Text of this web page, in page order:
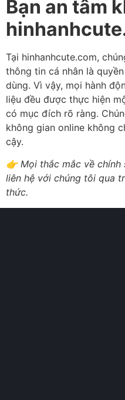
Bạn an tâm
Tại hinhanhcute.com,
thông tin cá nhân là
dùng. Vì vậy, mọi hành
liệu đều được thực hiện
có mục đích rõ ràng.
không gian online không
cậy.
👉 Mọi thắc mắc về chính
liên hệ với chúng tôi qua
thức.